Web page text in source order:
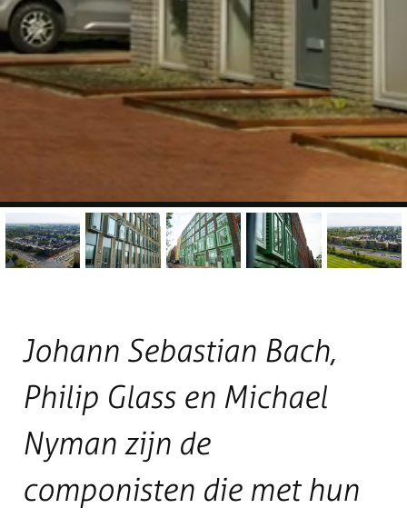
Johann Sebastian Bach,
Philip Glass en Michael
Nyman zijn de
componisten die met hun